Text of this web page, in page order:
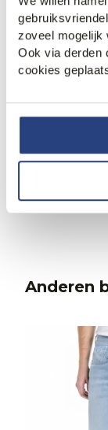
zoveel mogelijk
Ook via derden
cookies
3 halen, 1
Campbell
Anderen